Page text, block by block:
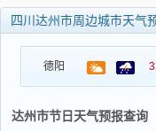
四川达州市周边城市天气
德阳
达州市节日天气预报查询